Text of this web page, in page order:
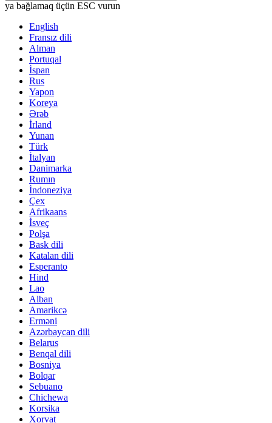
ya bağlamaq üçün ESC vurun
English
Fransız dili
Alman
Portuqal
İspan
Rus
Yapon
Koreya
Ərəb
İrland
Yunan
Türk
İtalyan
Danimarka
Rumın
İndoneziya
Çex
Afrikaans
İsveç
Polşa
Bask dili
Katalan dili
Esperanto
Hind
Lao
Alban
Amarikcə
Erməni
Azərbaycan dili
Belarus
Benqal dili
Bosniya
Bolqar
Sebuano
Chichewa
Korsika
Xorvat